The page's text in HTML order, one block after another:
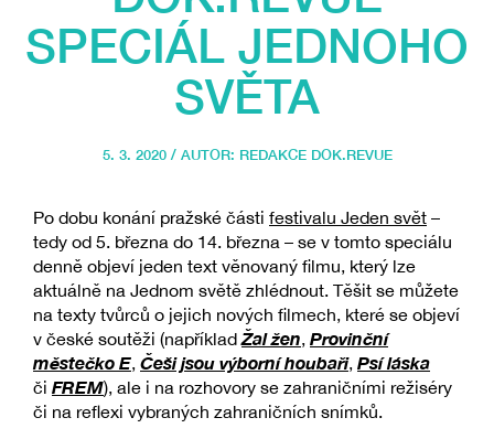
SPECIÁL JEDNOHO
SVĚTA
5. 3. 2020 / AUTOR: REDAKCE DOK.REVUE
Po dobu konání pražské části festivalu Jeden svět –
tedy od 5. března do 14. března – se v tomto speciálu
denně objeví jeden text věnovaný filmu, který lze
aktuálně na Jednom světě zhlédnout. Těšit se můžete
na texty tvůrců o jejich nových filmech, které se objeví
v české soutěži (napříkladŽal žen, Provinční
městečko E, Češi jsou výborní houbaři, Psí láska
či FREM), ale i na rozhovory se zahraničními režiséry
či na reflexi vybraných zahraničních snímků.